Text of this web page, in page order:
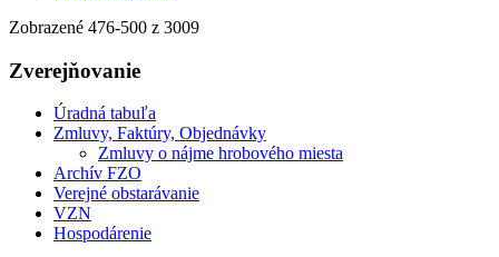
Zobrazené 476-500 z 3009
Zverejňovanie
Úradná tabuľa
Zmluvy, Faktúry, Objednávky
Zmluvy o nájme hrobového miesta
Archív FZO
Verejné obstarávanie
VZN
Hospodárenie